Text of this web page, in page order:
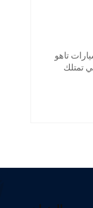
تاهو
تمتلك